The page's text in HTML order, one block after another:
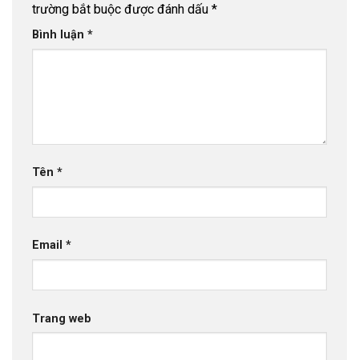
trường bắt buộc được đánh dấu *
Bình luận *
Tên *
Email *
Trang web